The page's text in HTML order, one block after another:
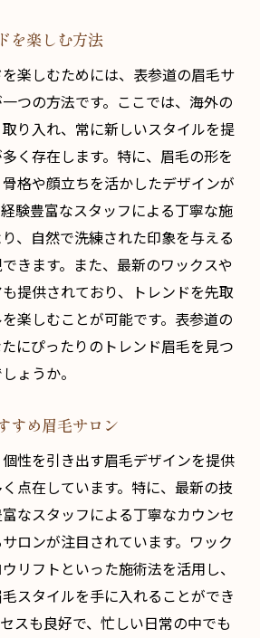
を楽しむ方法
楽しむためには、表参道の眉毛サ
つの方法です。ここでは、海外の
り入れ、常に新しいスタイルを提
く存在します。特に、眉毛の形を
格や顔立ちを活かしたデザインが
験豊富なスタッフによる丁寧な施
、自然で洗練された印象を与える
きます。また、最新のワックスや
提供されており、トレンドを先取
楽しむことが可能です。表参道の
にぴったりのトレンド眉毛を見つ
ょうか。
すめ眉毛サロン
性を引き出す眉毛デザインを提供
点在しています。特に、最新の技
なスタッフによる丁寧なカウンセ
ロンが注目されています。ワック
リフトといった施術法を活用し、
スタイルを手に入れることができ
スも良好で、忙しい日常の中でも